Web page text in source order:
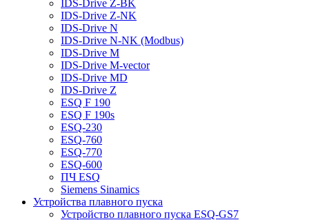
IDS-Drive Z-BK
IDS-Drive Z-NK
IDS-Drive N
IDS-Drive N-NK (Modbus)
IDS-Drive M
IDS-Drive M-vector
IDS-Drive MD
IDS-Drive Z
ESQ F 190
ESQ F 190s
ESQ-230
ESQ-760
ESQ-770
ESQ-600
ПЧ ESQ
Siemens Sinamics
Устройства плавного пуска
Устройство плавного пуска ESQ-GS7